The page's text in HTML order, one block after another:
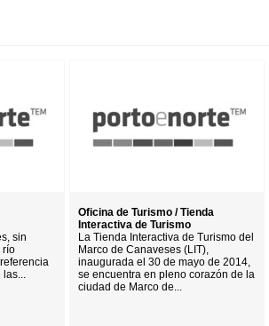
sin
río
las...
Oficina de Turismo / Tienda
Interactiva de Turismo
La Tienda Interactiva de Turismo del
Marco de Canaveses (LIT),
inaugurada el 30 de mayo de 2014,
se encuentra en pleno corazón de la
ciudad de Marco de...